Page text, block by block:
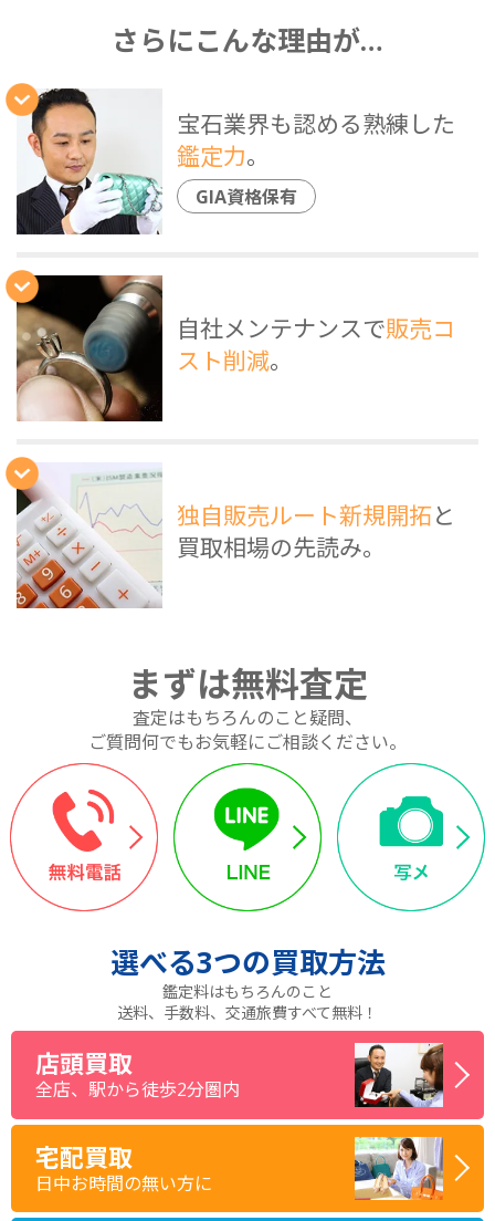
さらにこんな理由が…
宝石業界も認める熟練した
鑑定力。
GIA資格保有
自社メンテナンスで販売コ
スト削減。
独自販売ルート新規開拓と
買取相場の先読み。
まずは無料査定
査定はもちろんのこと疑問、
ご質問何でもお気軽にご相談ください。
選べる3つの買取方法
鑑定料はもちろんのこと
送料、手数料、交通旅費すべて無料！
店頭買取
全店、駅から徒歩2分圏内
宅配買取
日中お時間の無い方に